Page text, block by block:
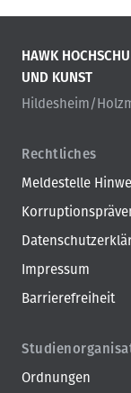
HAWK
UND KUNST
Hildesheim/
Rechtliches
Meldestelle
Impressum
Barrierefreiheit
Ordnungen